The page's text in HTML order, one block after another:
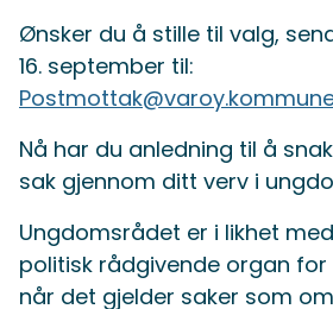
Ønsker du å stille til valg,
16. september til:
Nå har du anledning til å
sak gjennom ditt verv i
Ungdomsrådet er i likhet
politisk rådgivende organ
når det gjelder saker som